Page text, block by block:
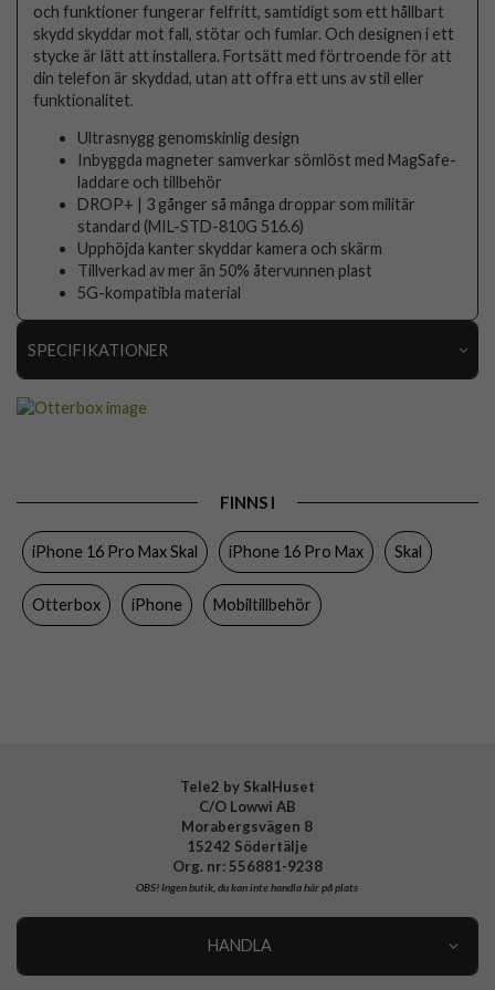
och funktioner fungerar felfritt, samtidigt som ett hållbart
skydd skyddar mot fall, stötar och fumlar. Och designen i ett
stycke är lätt att installera. Fortsätt med förtroende för att
din telefon är skyddad, utan att offra ett uns av stil eller
funktionalitet.
Ultrasnygg genomskinlig design
Inbyggda magneter samverkar sömlöst med MagSafe-
laddare och tillbehör
DROP+ | 3 gånger så många droppar som militär
standard (MIL-STD-810G 516.6)
Upphöjda kanter skyddar kamera och skärm
Tillverkad av mer än 50% återvunnen plast
5G-kompatibla material
SPECIFIKATIONER
MagSafe-kompatibel, Stöttålig
Färg Genomskinlig
Material Hårdplast (PC), Mjukplast (TPU)
Varumärke
FINNS I
iPhone 16 Pro Max Skal iPhone 16 Pro Max Skal
Otterbox iPhone Mobiltillbehör
Tele2 by SkalHuset
C/O Lowwi AB
Morabergsvägen 8
15242 Södertälje
Org. nr: 556881-9238
OBS!Ingen butik, du kan inte handla här på plats
HANDLA